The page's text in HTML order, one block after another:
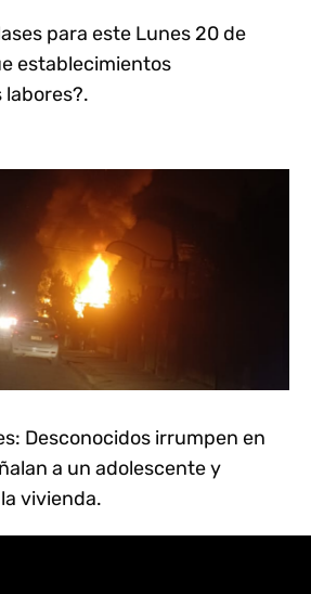
para este Lunes 20 de
establecimientos
Desconocidos irrumpen en
a un adolescente y
vivienda.